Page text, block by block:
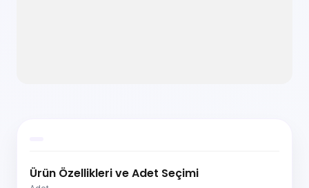
Ürün Özellikleri ve Adet Seçimi